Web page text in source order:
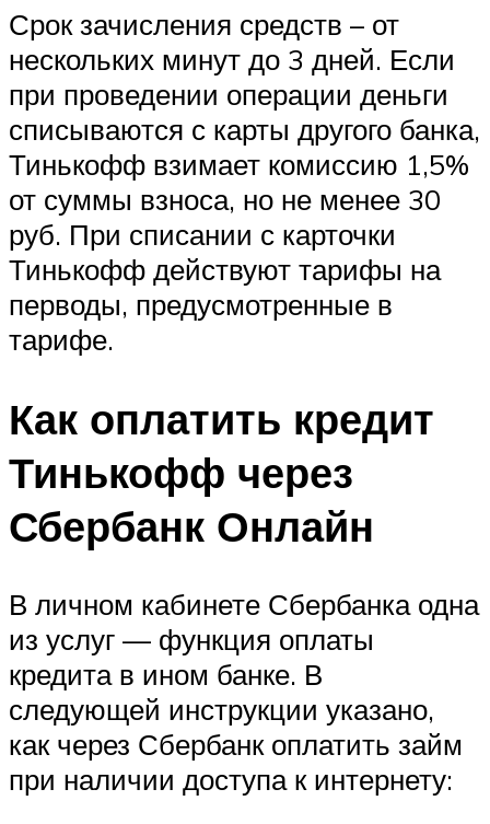
Срок зачисления средств – от
нескольких минут до 3 дней. Если
при проведении операции деньги
списываются с карты другого банка,
Тинькофф взимает комиссию 1,5%
от суммы взноса, но не менее 30
руб. При списании с карточки
Тинькофф действуют тарифы на
перводы, предусмотренные в
тарифе.
Как оплатить кредит
Тинькофф через
Сбербанк Онлайн
В личном кабинете Сбербанка одна
из услуг — функция оплаты
кредита в ином банке. В
следующей инструкции указано,
как через Сбербанк оплатить займ
при наличии доступа к интернету: